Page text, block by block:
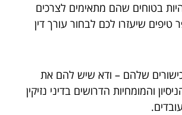
בטוחים שהם מתאימים לצרכים
שיעזרו לכם לבחור עורך דין
שלהם – ודא שיש להם את
והמומחיות הדרושים בדיני נזיקין